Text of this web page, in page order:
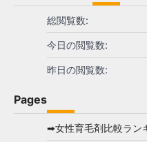
総閲覧数:
今日の閲覧数:
昨日の閲覧数:
Pages
➡女性育毛剤比較ラン